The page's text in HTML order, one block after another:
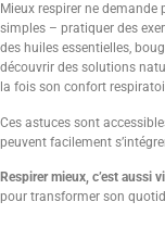
Mieux respirer ne
simples – pratiquer des
des huiles essentielles,
découvrir des solutions
la fois son confort
Ces astuces sont
peuvent facilement
Respirer mieux, c’est aussi
pour transformer son